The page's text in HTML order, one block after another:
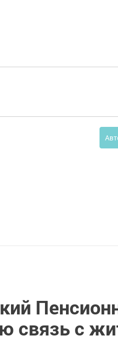
связь с